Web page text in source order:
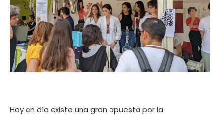
Hoy en día existe una gran apuesta por la